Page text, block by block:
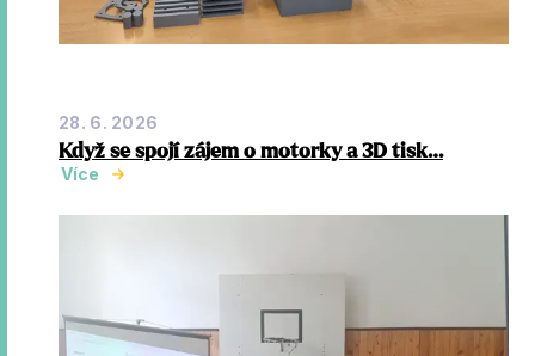
28. 6. 2026
Když se spojí zájem o motorky a 3D tisk…
Více